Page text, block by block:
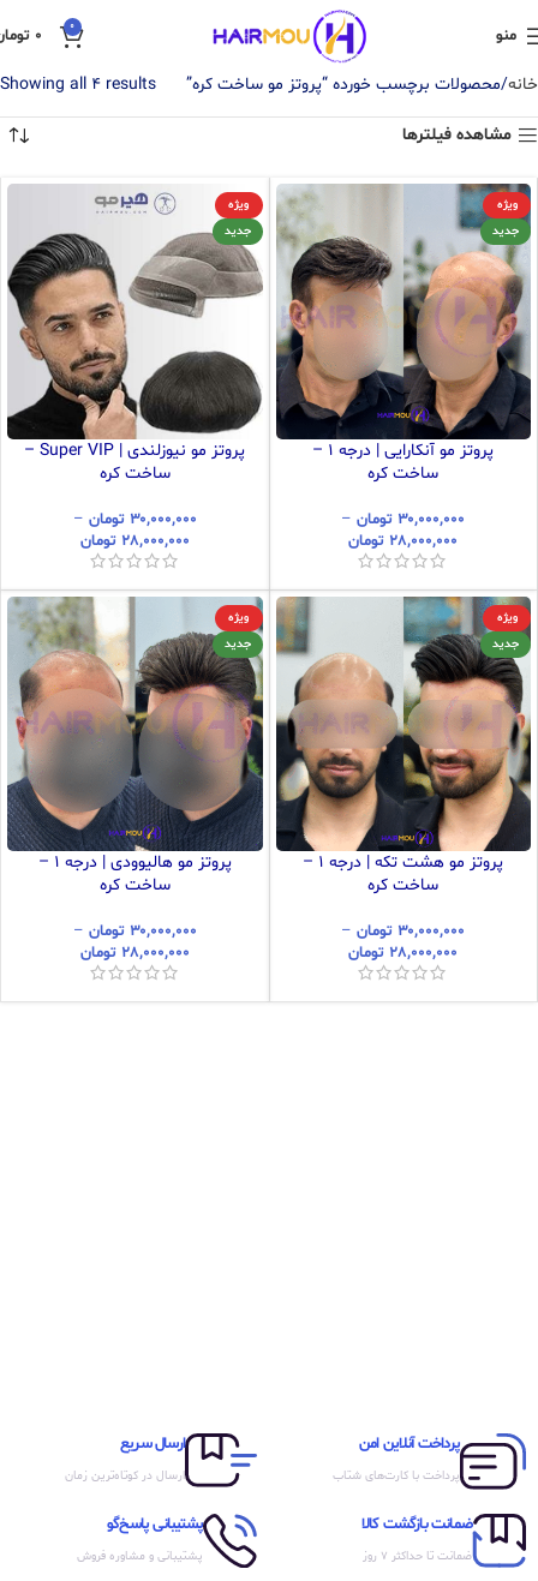
منو 0
0
خانه محصولات برچسب خورده “پروتز مو ساخت کره” Showing all 4 results
مشاهده فیلترها
ویژه
جدید
پروتز مو آنکارایی | درجه ۱ –
ساخت کره
۳۰,۰۰۰,۰۰۰ تومان –
۲۸,۰۰۰,۰۰۰ تومان
ویژه
جدید
پروتز مو نیوزلندی | Super VIP –
ساخت کره
۳۰,۰۰۰,۰۰۰ تومان –
۲۸,۰۰۰,۰۰۰ تومان
ویژه
جدید
پروتز مو هشت تکه | درجه ۱ –
ساخت کره
۳۰,۰۰۰,۰۰۰ تومان –
۲۸,۰۰۰,۰۰۰ تومان
ویژه
جدید
پروتز مو هالیوودی | درجه ۱ –
ساخت کره
۳۰,۰۰۰,۰۰۰ تومان –
۲۸,۰۰۰,۰۰۰ تومان
پرداخت آنلاین امن
پرداخت با کارت‌های شتاب
ارسال سریع
ارسال در کوتاه‌ترین زمان
ضمانت بازگشت کالا
ضمانت تا حداکثر ۷ روز
پشتیبانی پاسخ‌گو
پشتیبانی و مشاوره فروش